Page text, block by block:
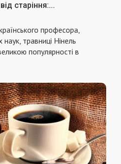
старіння:...
професора,
наук, травниці Нінель
популярності в